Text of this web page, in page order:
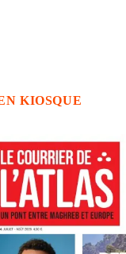
KIOSQUE